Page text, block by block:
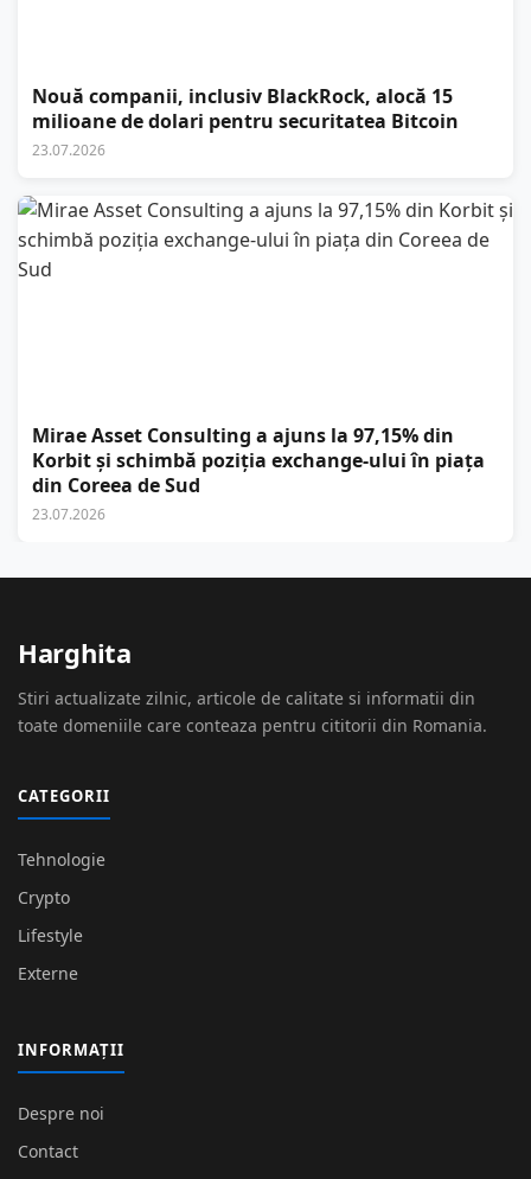
Nouă companii, inclusiv BlackRock, alocă 15
milioane de dolari pentru securitatea Bitcoin
23.07.2026
Mirae Asset Consulting a ajuns la 97,15% din
Korbit și schimbă poziția exchange-ului în piața
din Coreea de Sud
23.07.2026
Harghita
Stiri actualizate zilnic, articole de calitate si informatii din
toate domeniile care conteaza pentru cititorii din Romania.
CATEGORII
Tehnologie
Crypto
Lifestyle
Externe
INFORMAȚII
Despre noi
Contact